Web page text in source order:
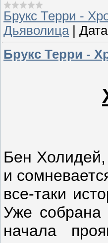
Брукс Терри -
Дьяволица|
Брукс Терри -
Бен Холидей,
и
все-таки
Уже собрана
начала